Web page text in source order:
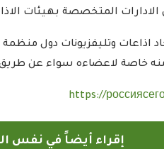
اذاعات وتليفزيونات دول
خاصة لاعضاءه سواء عن
https://
إقراء أيضاً في نفس